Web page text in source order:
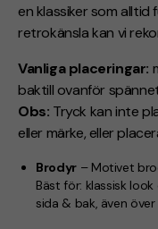
en klassiker som alltid
retrokänsla kan vi
Vanliga placeringar:
baktill ovanför
Obs: Tryck kan inte
eller märke, eller
Brodyr– Motivet
Bäst för: klassisk
sida & bak, även